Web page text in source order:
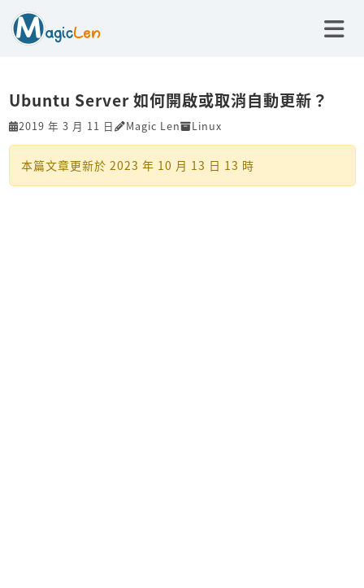
Ubuntu Server 如何開啟或取消自動更新？
2019 年 3 月 11 日 Magic Len Linux
本篇文章更新於 2023 年 10 月 13 日 13 時